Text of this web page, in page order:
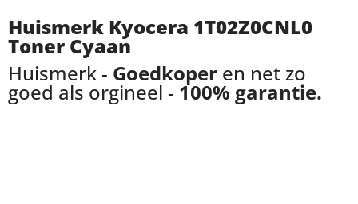
Huismerk Kyocera 1T02Z0CNL0
Toner Cyaan
Huismerk - Goedkoper en net zo
goed als orgineel - 100% garantie.